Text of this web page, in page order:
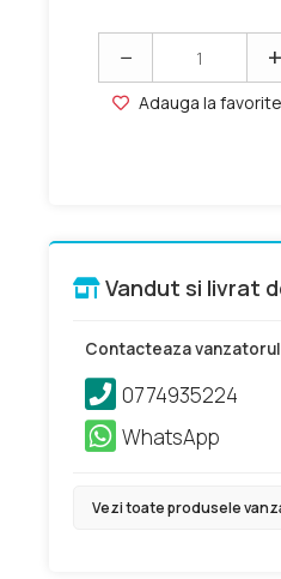
− +
Adauga la favorite
Vandut si livrat
Contacteaza vanzatorul
0774935224
WhatsApp
Vezi toate produsele